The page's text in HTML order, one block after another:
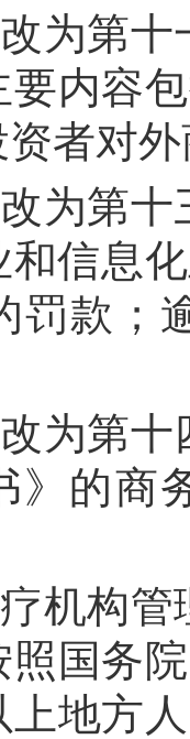
为第十
要内容
者对
为第十
和信息
罚款；
为第
》的商
机构管
照国务
上地方